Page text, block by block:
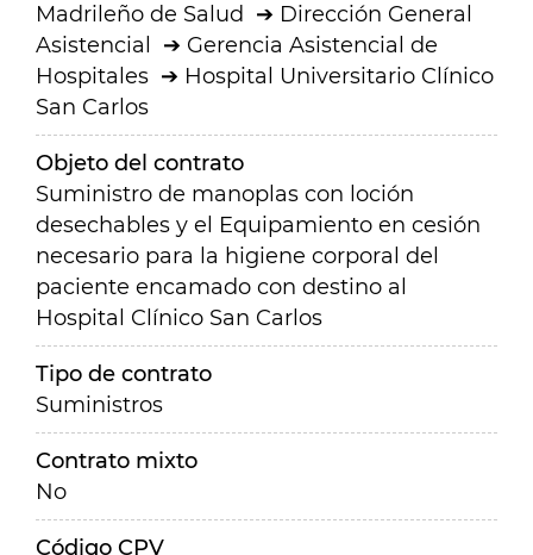
Madrileño de Salud
Dirección General
Asistencial
Gerencia Asistencial de
Hospitales
Hospital Universitario Clínico
San Carlos
Objeto del contrato
Suministro de manoplas con loción
desechables y el Equipamiento en cesión
necesario para la higiene corporal del
paciente encamado con destino al
Hospital Clínico San Carlos
Tipo de contrato
Suministros
Contrato mixto
No
Código CPV